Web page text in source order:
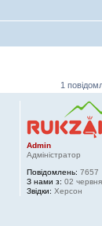
1
Admin
Адміністратор
Повідомлень: 7657
З нами з: 02
Звідки: Херсон